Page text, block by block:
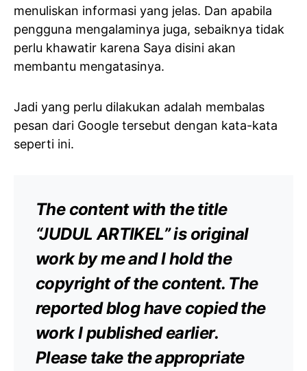
menuliskan informasi yang jelas. Dan apabila
pengguna mengalaminya juga, sebaiknya tidak
perlu khawatir karena Saya disini akan
membantu mengatasinya.
Jadi yang perlu dilakukan adalah membalas
pesan dari Google tersebut dengan kata-kata
seperti ini.
The content with the title
“JUDUL ARTIKEL” is original
work by me and I hold the
copyright of the content. The
reported blog have copied the
work I published earlier.
Please take the appropriate